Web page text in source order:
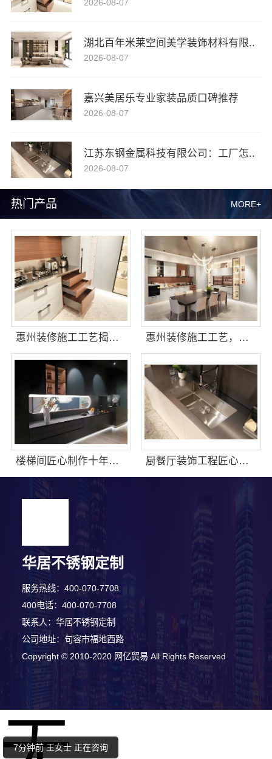
热门产品 MORE+
惠州装修施工工艺揭秘，华居不锈钢标准化施工 惠州装修施工工艺，华居不锈钢严格把控装修质量
楼梯间匠心制作十年专注，华居不锈钢品质有保障 厨餐厅装饰工程匠心，华居不锈钢精工制作
2026-08-07
湖北百年米莱空间美学装饰材料有限..
2026-08-07
嘉兴美居乐专业家装品质口碑推荐
2026-08-07
江苏东钢金属科技有限公司：工厂怎..
2026-08-07
华居不锈钢定制
服务热线：400-070-7708
400电话：400-070-7708
联系人：华居不锈钢定制
公司地址：句容市福地西路
Copyright © 2010-2020 网亿贸易 All Rights Reserved
2分钟前 顾女士 正在咨询
3分钟前 潘小姐 正在咨询